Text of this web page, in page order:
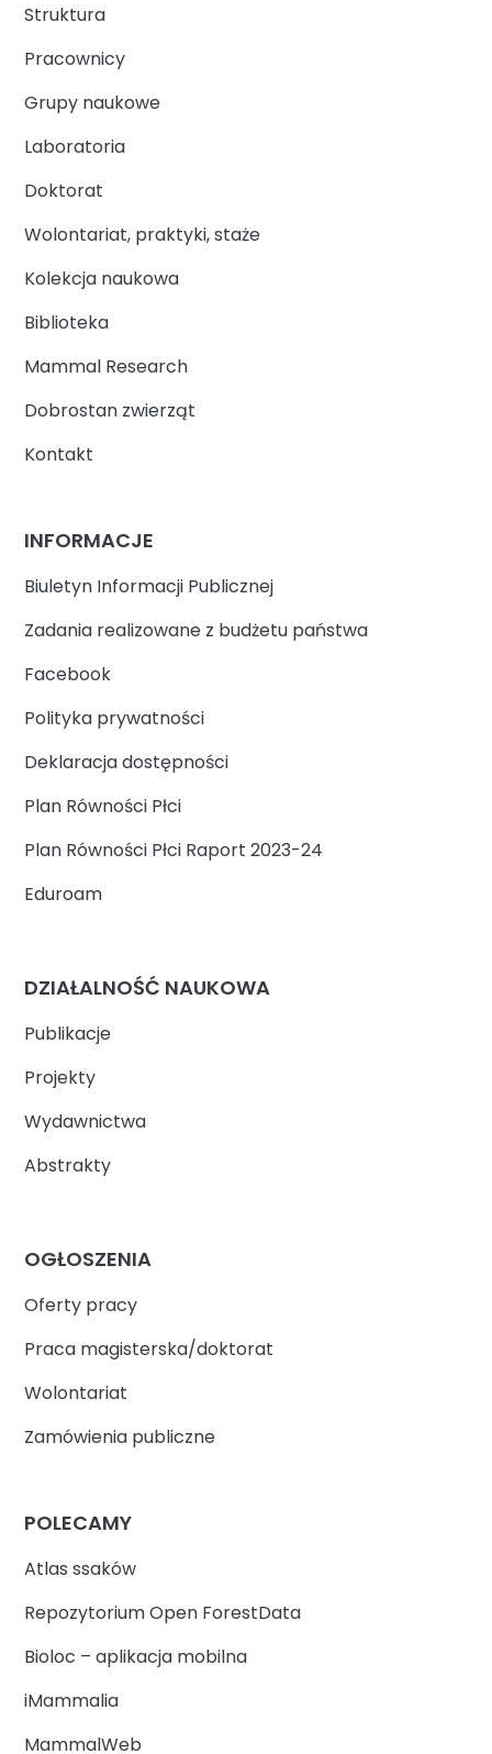
Struktura
Pracownicy
Grupy naukowe
Laboratoria
Doktorat
Wolontariat, praktyki, staże
Kolekcja naukowa
Biblioteka
Mammal Research
Dobrostan zwierząt
Kontakt
INFORMACJE
Biuletyn Informacji Publicznej
Zadania realizowane z budżetu państwa
Facebook
Polityka prywatności
Deklaracja dostępności
Plan Równości Płci
Plan Równości Płci Raport 2023-24
Eduroam
DZIAŁALNOŚĆ NAUKOWA
Publikacje
Projekty
Wydawnictwa
Abstrakty
OGŁOSZENIA
Oferty pracy
Praca magisterska/doktorat
Wolontariat
Zamówienia publiczne
POLECAMY
Atlas ssaków
Repozytorium Open ForestData
Bioloc – aplikacja mobilna
iMammalia
MammalWeb